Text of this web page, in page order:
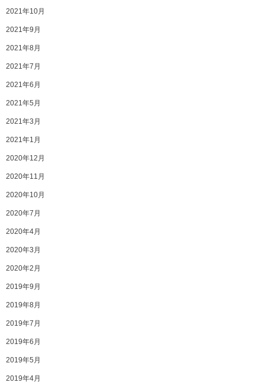
2021年10月
2021年9月
2021年8月
2021年7月
2021年6月
2021年5月
2021年3月
2021年1月
2020年12月
2020年11月
2020年10月
2020年7月
2020年4月
2020年3月
2020年2月
2019年9月
2019年8月
2019年7月
2019年6月
2019年5月
2019年4月